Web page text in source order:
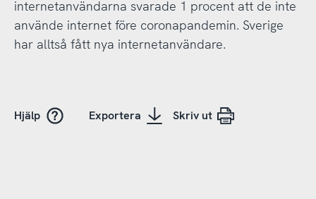
internetanvändarna svarade 1 procent att de inte
använde internet före coronapandemin. Sverige
har alltså fått nya internetanvändare.
Hjälp Exportera Skriv ut